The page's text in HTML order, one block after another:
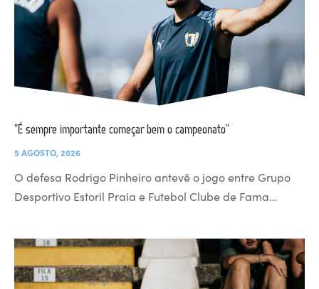
“É sempre importante começar bem o campeonato”
5 AGOSTO, 2026
O defesa Rodrigo Pinheiro antevê o jogo entre Grupo
Desportivo Estoril Praia e Futebol Clube de Fama…